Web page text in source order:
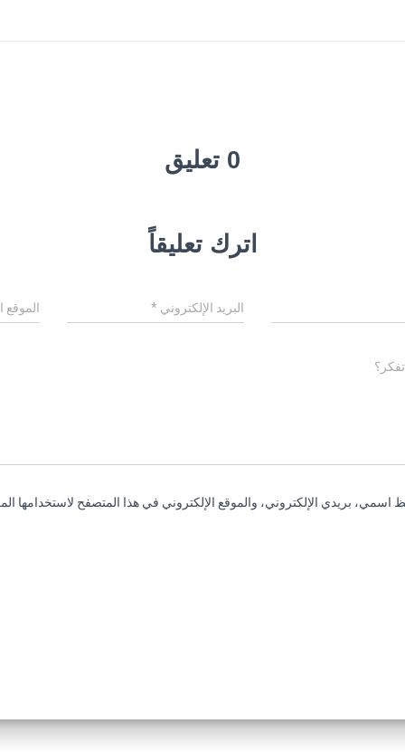
0 تعليق
اترك تعليقاً
البريد الإلكتروني * الموقع
اسمي، بريدي الإلكتروني، والموقع الإلكتروني في هذا المتصفح لاستخدامها